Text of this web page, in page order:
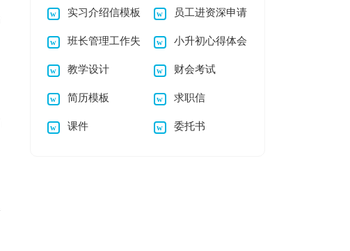
实习介绍信模板
锦集7篇
员工进资深申请
书范文
班长管理工作失
职检讨书
小升初心得体会
（实用）
教学设计 财会考试
简历模板 求职信
课件 委托书